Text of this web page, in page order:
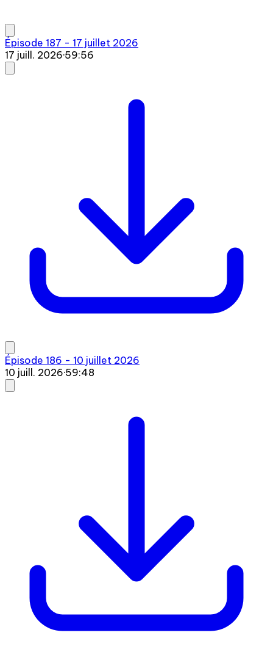
Épisode 187 - 17 juillet 2026
17 juill. 2026·59:56
Épisode 186 - 10 juillet 2026
10 juill. 2026·59:48